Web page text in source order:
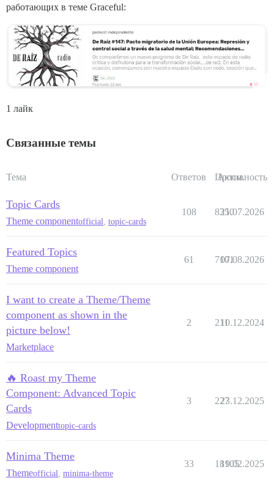
работающих в теме Graceful:
1 лайк
Связанные темы
Тема Ответов Просм.
Активность
Topic Cards
Theme componentofficial topic-cards
108 8350
21.07.2026
Featured Topics
Theme component
61 7101
07.08.2026
I want to create a Theme/Theme
component as shown in the
picture below!
Marketplace
2 211
10.12.2024
🔥 Roast my Theme
Component: Advanced Topic
Cards
Developmenttopic-cards
3 227
23.12.2025
Minima Theme
Themeofficial minima-theme
33 18105
19.02.2025